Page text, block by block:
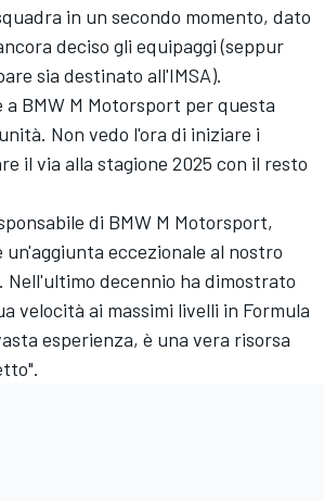
in un secondo momento, dato
deciso gli equipaggi (seppur
sia destinato all'IMSA).
a BMW M Motorsport per questa
Non vedo l'ora di iniziare i
il via alla stagione 2025 con il resto
di BMW M Motorsport,
un'aggiunta eccezionale al nostro
Nell'ultimo decennio ha dimostrato
velocità ai massimi livelli in Formula
esperienza, è una vera risorsa